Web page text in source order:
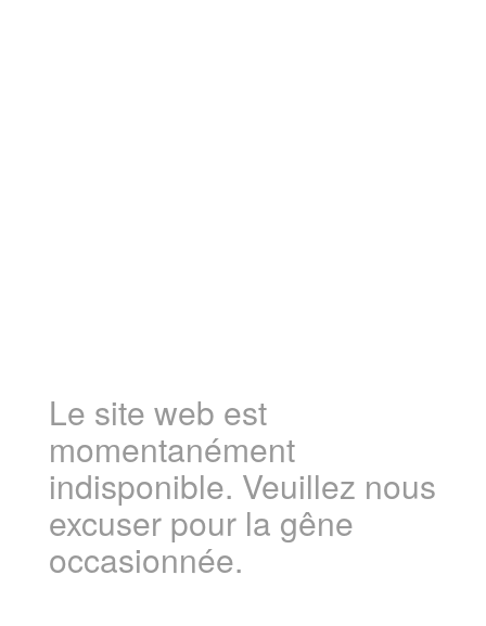
Le site web est
momentanément
indisponible. Veuillez nous
excuser pour la gêne
occasionnée.